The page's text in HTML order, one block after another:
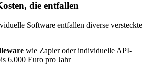
die entfallen
Software entfallen diverse versteckte
wie Zapier oder individuelle API-
6.000 Euro pro Jahr